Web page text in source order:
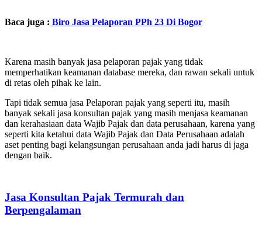
Baca juga : Biro Jasa Pelaporan PPh 23 Di Bogor
Karena masih banyak jasa pelaporan pajak yang tidak
memperhatikan keamanan database mereka, dan rawan sekali untuk
di retas oleh pihak ke lain.
Tapi tidak semua jasa Pelaporan pajak yang seperti itu, masih
banyak sekali jasa konsultan pajak yang masih menjasa keamanan
dan kerahasiaan data Wajib Pajak dan data perusahaan, karena yang
seperti kita ketahui data Wajib Pajak dan Data Perusahaan adalah
aset penting bagi kelangsungan perusahaan anda jadi harus di jaga
dengan baik.
Jasa Konsultan Pajak Termurah dan
Berpengalaman